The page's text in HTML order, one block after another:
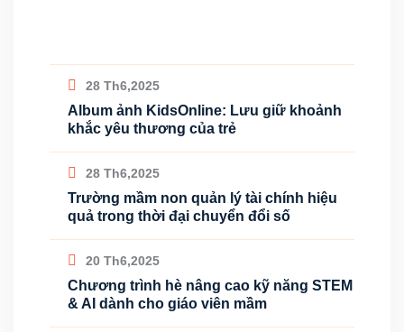
28 Th6,2025
Album ảnh KidsOnline: Lưu giữ khoảnh
khắc yêu thương của trẻ
28 Th6,2025
Trường mầm non quản lý tài chính hiệu
quả trong thời đại chuyển đổi số
20 Th6,2025
Chương trình hè nâng cao kỹ năng STEM
& AI dành cho giáo viên mầm